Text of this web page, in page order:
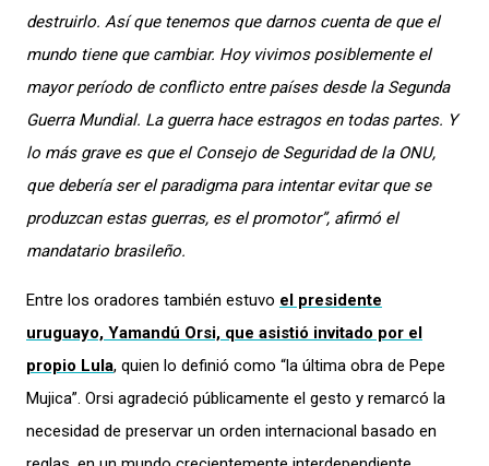
destruirlo. Así que tenemos que darnos cuenta de que el
mundo tiene que cambiar. Hoy vivimos posiblemente el
mayor período de conflicto entre países desde la Segunda
Guerra Mundial. La guerra hace estragos en todas partes. Y
lo más grave es que el Consejo de Seguridad de la ONU,
que debería ser el paradigma para intentar evitar que se
produzcan estas guerras, es el promotor”, afirmó el
mandatario brasileño.
Entre los oradores también estuvo el presidente
uruguayo, Yamandú Orsi, que asistió invitado por el
propio Lula, quien lo definió como “la última obra de Pepe
Mujica”. Orsi agradeció públicamente el gesto y remarcó la
necesidad de preservar un orden internacional basado en